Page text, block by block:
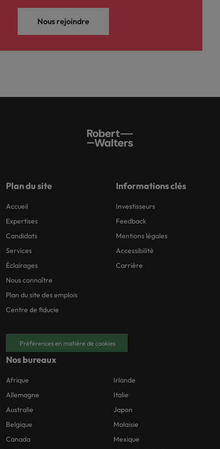
Nous rejoindre
Plan du site
Accueil
Expertises
Candidats
Services
Éclairages
Nous connaître
Plan du site des emplois
Centre de fiducie
Informations clés
Investisseurs
Feedback
Mentions légales
Accessibilité
Carrière
Préférences en matière de cookies
Nos bureaux
Afrique
Allemagne
Australie
Belgique
Canada
Irlande
Italie
Japon
Malaisie
Mexique